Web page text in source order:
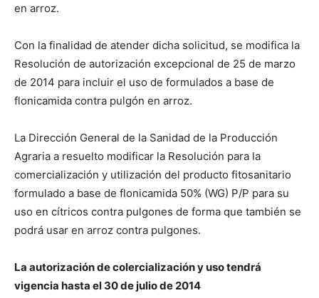
en arroz.
Con la finalidad de atender dicha solicitud, se modifica la
Resolución de autorización excepcional de 25 de marzo
de 2014 para incluir el uso de formulados a base de
flonicamida contra pulgón en arroz.
La Dirección General de la Sanidad de la Producción
Agraria a resuelto modificar la Resolución para la
comercialización y utilización del producto fitosanitario
formulado a base de flonicamida 50% (WG) P/P para su
uso en cítricos contra pulgones de forma que también se
podrá usar en arroz contra pulgones.
La autorización de colercialización y uso tendrá
vigencia hasta el 30 de julio de 2014